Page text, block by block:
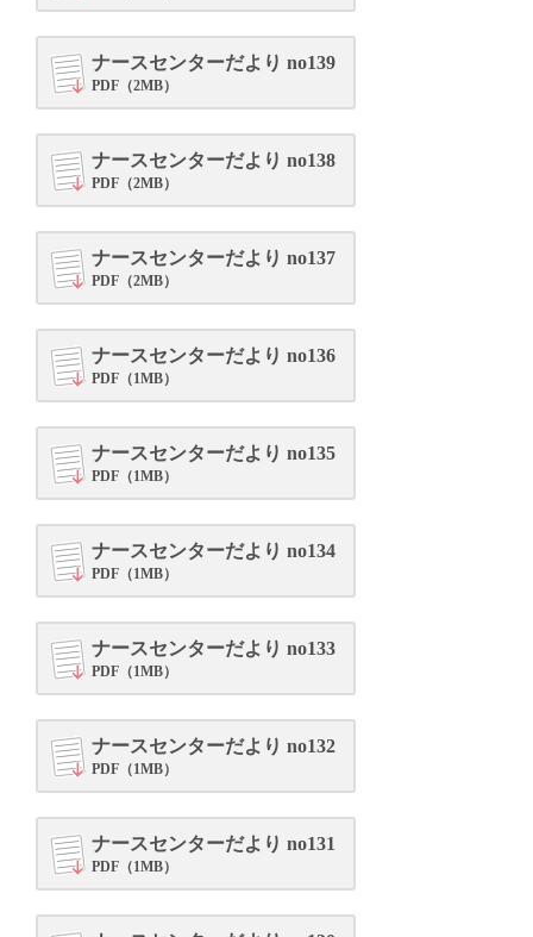
ナースセンターだより no139
PDF（2MB）
ナースセンターだより no138
PDF（2MB）
ナースセンターだより no137
PDF（2MB）
ナースセンターだより no136
PDF（1MB）
ナースセンターだより no135
PDF（1MB）
ナースセンターだより no134
PDF（1MB）
ナースセンターだより no133
PDF（1MB）
ナースセンターだより no132
PDF（1MB）
ナースセンターだより no131
PDF（1MB）